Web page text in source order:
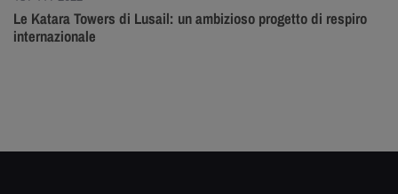
Le Katara Towers di Lusail: un ambizioso progetto di respiro
internazionale